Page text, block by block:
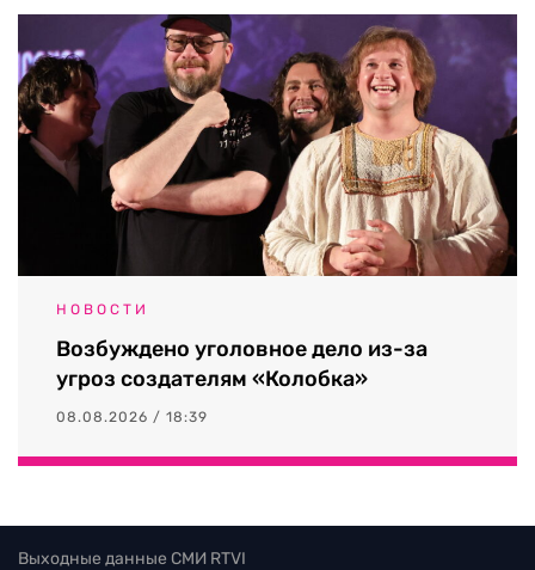
НОВОСТИ
Возбуждено уголовное дело из-за
угроз создателям «Колобка»
08.08.2026 / 18:39
Выходные данные СМИ RTVI